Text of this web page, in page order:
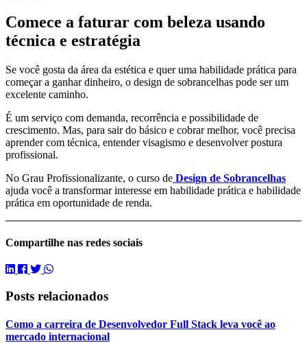
Comece a faturar com beleza usando
técnica e estratégia
Se você gosta da área da estética e quer uma habilidade prática para
começar a ganhar dinheiro, o design de sobrancelhas pode ser um
excelente caminho.
É um serviço com demanda, recorrência e possibilidade de
crescimento. Mas, para sair do básico e cobrar melhor, você precisa
aprender com técnica, entender visagismo e desenvolver postura
profissional.
No Grau Profissionalizante, o curso de Design de Sobrancelhas
ajuda você a transformar interesse em habilidade prática e habilidade
prática em oportunidade de renda.
Compartilhe nas redes sociais
Posts relacionados
Como a carreira de Desenvolvedor Full Stack leva você ao
mercado internacional